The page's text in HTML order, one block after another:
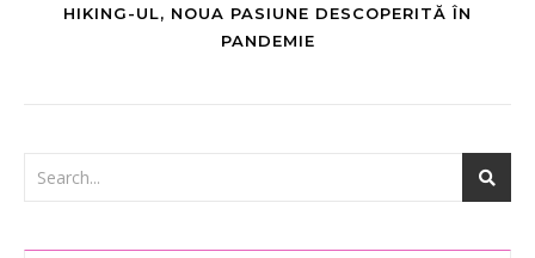
HIKING-UL, NOUA PASIUNE DESCOPERITĂ ÎN
PANDEMIE